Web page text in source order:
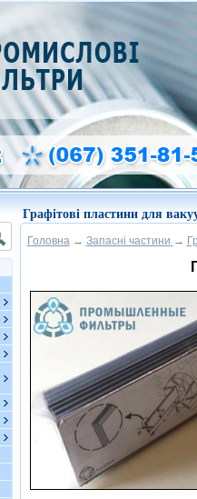
Графітові пластини для
Головна → Запасні частини →